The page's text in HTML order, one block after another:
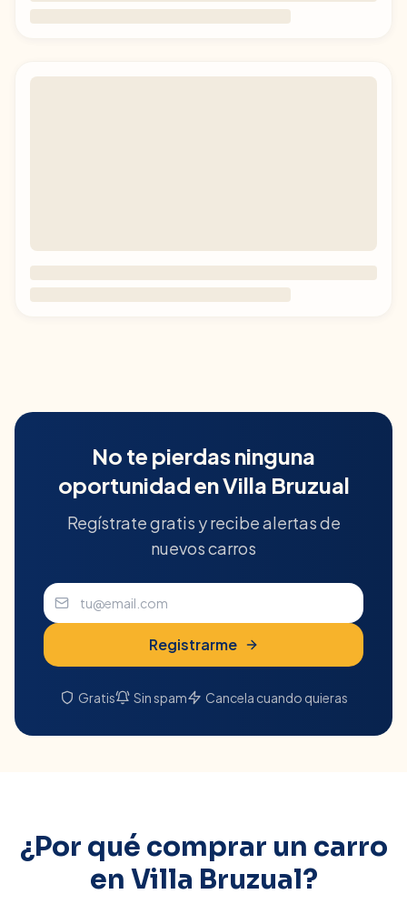
No te pierdas ninguna
oportunidad enVilla Bruzual
Regístrate gratis y recibe alertas de
nuevos carros
Registrarme
Gratis Sin spam Cancela cuando quieras
¿Por qué comprar un carro
en Villa Bruzual?